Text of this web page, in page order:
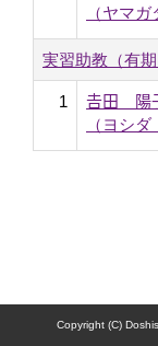
（ヤマ
実習助教（有期
1
𠮷田 陽
（ヨシ
Copyright (C)